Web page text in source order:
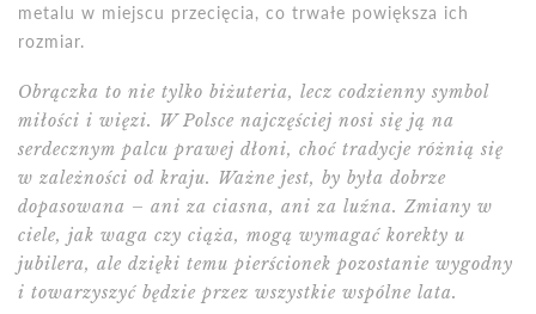
metalu w miejscu przecięcia, co trwałe powiększa ich
rozmiar.
Obrączka to nie tylko biżuteria, lecz codzienny symbol
miłości i więzi. W Polsce najczęściej nosi się ją na
serdecznym palcu prawej dłoni, choć tradycje różnią się
w zależności od kraju. Ważne jest, by była dobrze
dopasowana – ani za ciasna, ani za luźna. Zmiany w
ciele, jak waga czy ciąża, mogą wymagać korekty u
jubilera, ale dzięki temu pierścionek pozostanie wygodny
i towarzyszyć będzie przez wszystkie wspólne lata.